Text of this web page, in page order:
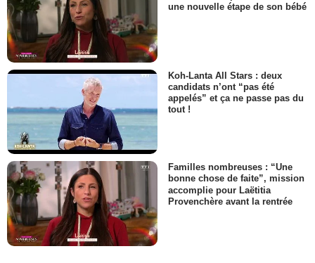
une nouvelle étape de son bébé
Koh-Lanta All Stars : deux
candidats n’ont “pas été
appelés” et ça ne passe pas du
tout !
Familles nombreuses : “Une
bonne chose de faite”, mission
accomplie pour Laëtitia
Provenchère avant la rentrée